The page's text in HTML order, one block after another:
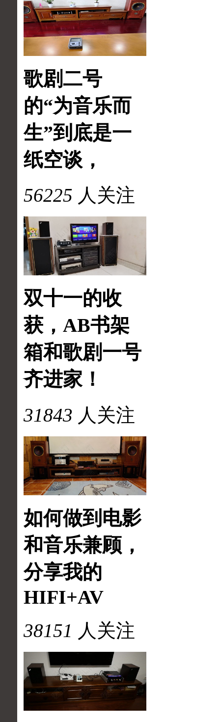
歌剧二号
的“为音乐而
生”到底是一
纸空谈，
56225 人关注
双十一的收
获，AB书架
箱和歌剧一号
齐进家！
31843 人关注
如何做到电影
和音乐兼顾，
分享我的
HIFI+AV
38151 人关注